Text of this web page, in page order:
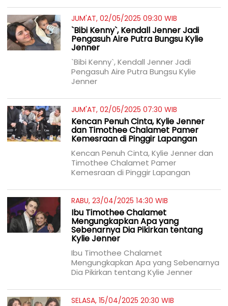
JUM'AT, 02/05/2025 09:30 WIB
`Bibi Kenny`, Kendall Jenner Jadi
Pengasuh Aire Putra Bungsu Kylie
Jenner
`Bibi Kenny`, Kendall Jenner Jadi
Pengasuh Aire Putra Bungsu Kylie
Jenner
JUM'AT, 02/05/2025 07:30 WIB
Kencan Penuh Cinta, Kylie Jenner
dan Timothee Chalamet Pamer
Kemesraan di Pinggir Lapangan
Kencan Penuh Cinta, Kylie Jenner dan
Timothee Chalamet Pamer
Kemesraan di Pinggir Lapangan
RABU, 23/04/2025 14:30 WIB
Ibu Timothee Chalamet
Mengungkapkan Apa yang
Sebenarnya Dia Pikirkan tentang
Kylie Jenner
Ibu Timothee Chalamet
Mengungkapkan Apa yang Sebenarnya
Dia Pikirkan tentang Kylie Jenner
SELASA, 15/04/2025 20:30 WIB